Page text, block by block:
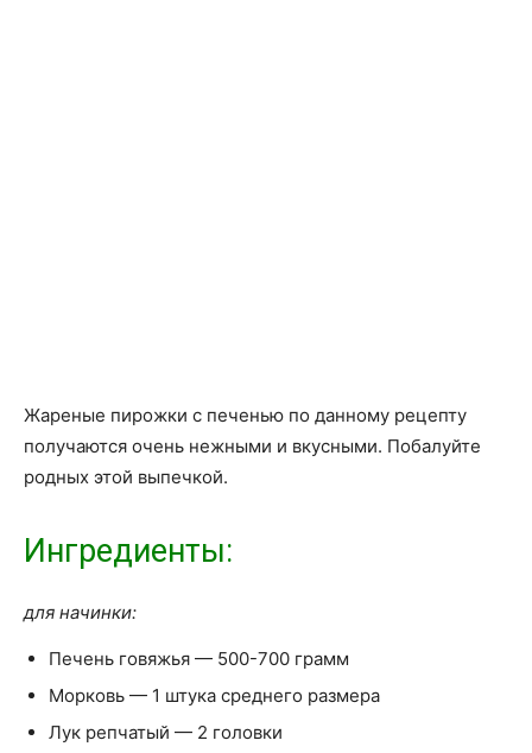
Жареные пирожки с печенью по данному рецепту
получаются очень нежными и вкусными. Побалуйте
родных этой выпечкой.
Ингредиенты:
для начинки:
Печень говяжья — 500-700 грамм
Морковь — 1 штука среднего размера
Лук репчатый — 2 головки